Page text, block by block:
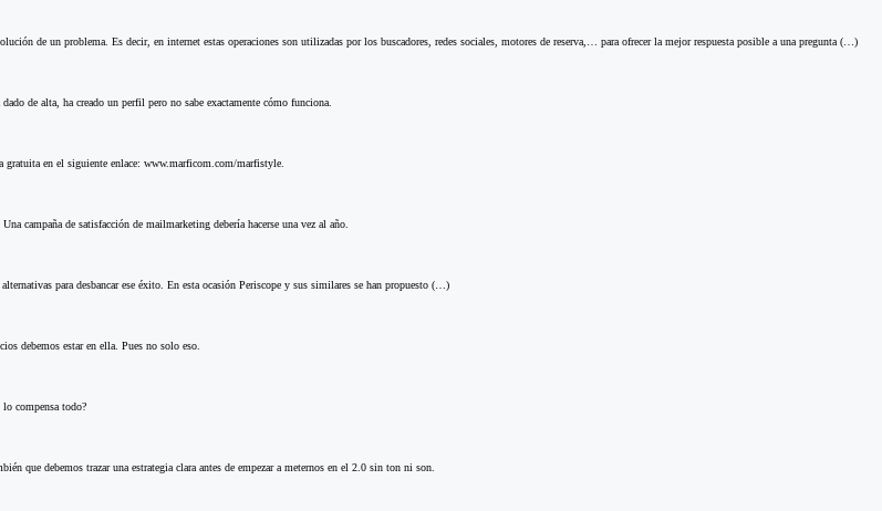
de un problema. Es decir, en internet estas operaciones son utilizadas por los buscadores, redes sociales, motores de reserva,… para ofrecer la mejor respuesta posible a una pregunta (…)
de alta, ha creado un perfil pero no sabe exactamente cómo funciona.
en el siguiente enlace: www.marficom.com/marfistyle.
campaña de satisfacción de mailmarketing debería hacerse una vez al año.
para desbancar ese éxito. En esta ocasión Periscope y sus similares se han propuesto (…)
debemos estar en ella. Pues no solo eso.
compensa todo?
que debemos trazar una estrategia clara antes de empezar a meternos en el 2.0 sin ton ni son.